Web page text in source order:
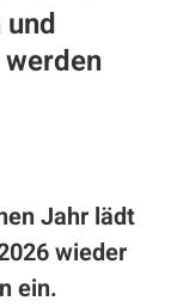
Jahr lädt
wieder
ein.